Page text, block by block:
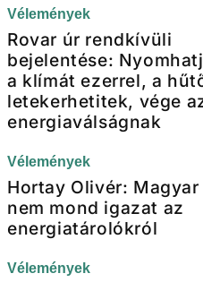
Vélemények
Rovar úr rendkívüli
bejelentése:
a klímát ezerrel, a
letekerhetitek, vége
energiaválságnak
Vélemények
Hortay Olivér: Magyar
nem mond igazat az
energiatárolókról
Vélemények